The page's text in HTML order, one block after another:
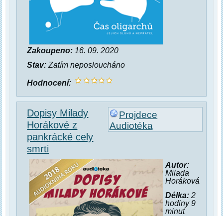
Zakoupeno: 16. 09. 2020
Stav: Zatím neposloucháno
Hodnocení:
Projdece
Audiotéka
Dopisy Milady
Horákové z
pankrácké cely
smrti
Autor:
Milada
Horáková
Délka:2
hodiny 9
minut